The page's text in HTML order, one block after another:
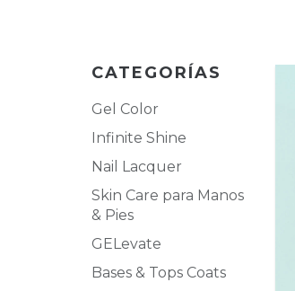
CATEGORÍAS
Gel Color
Infinite Shine
Nail Lacquer
Skin Care para Manos
& Pies
GELevate
Bases & Tops Coats